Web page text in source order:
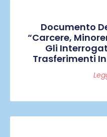
Documento
“Carcere,
Gli
Trasferimenti